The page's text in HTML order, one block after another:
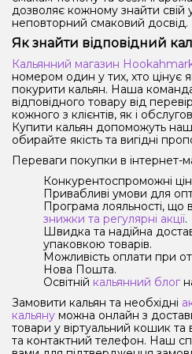
дозволяє кожному знайти свій
неповторний смаковий досвід.
Як знайти відповідний
Кальянний магазин
номером один у тих, хто цінує
покурити кальян. Наша
відповідного товару від
кожного з клієнтів, як і
Купити кальян допоможуть
обирайте якість та вигідні
Переваги покупки в інтернет-
Конкурентоспроможні
Привабливі умови для
Програма лояльності, що
знижки та регулярні акції.
Швидка та надійна
упаковкою товарів.
Можливість оплати при
Нова Пошта.
Освітній кальянний блог
Замовити кальян та необхідні
кальяну можна онлайн з
товари у віртуальний кошик та
та контактний телефон. Наш